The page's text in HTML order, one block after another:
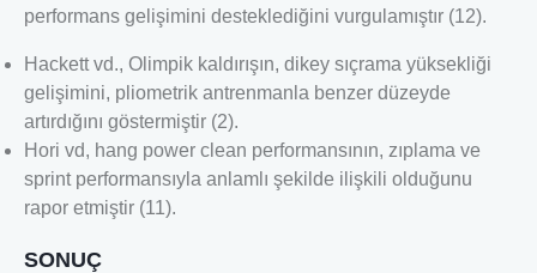
performans gelişimini desteklediğini vurgulamıştır (12).
Hackett vd., Olimpik kaldırışın, dikey sıçrama yüksekliği
gelişimini, pliometrik antrenmanla benzer düzeyde
artırdığını göstermiştir (2).
Hori vd, hang power clean performansının, zıplama ve
sprint performansıyla anlamlı şekilde ilişkili olduğunu
rapor etmiştir (11).
SONUÇ